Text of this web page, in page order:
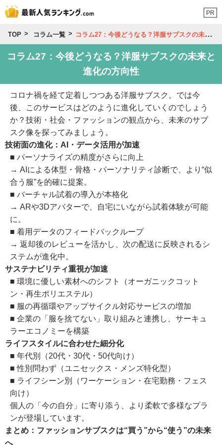
PR
TOP コラム一覧 コラム27：今後どうなる？洋服サブスクの未来と進化の方向性
コラム27：今後どうなる？洋服サブスクの未来と
進化の方向性
コロナ禍を経て定着しつつある洋服サブスク。では今
後、このサービスはどのように進化していくのでしょう
か？技術・社会・ファッションの観点から、未来のサブ
スク像を探ってみましょう。
技術面の進化：AI・データ活用が加速
■ パーソナライズの精度がさらに向上
→ AIによる体型・骨格・パーソナリティ診断で、より“似
合う服”を的確に提案。
■ バーチャル試着の導入が本格化
→ ARや3Dアバターで、自宅にいながら試着体験が可能
に。
■ 着用データのフィードバックループ
→ 返却後のレビューを活かし、次の配送に反映されるシ
ステムが進化中。
サステナビリティ重視が加速
■ 環境に優しい素材へのシフト（オーガニックコット
ン・再生ポリエステル）
■ 服の再循環やアップサイクル対応サービスの増加
■ 企業の「服を捨てない」取り組みと連携し、サーキュ
ラーエコノミーを構築
ライフスタイルに合わせた細分化
■ 年代別（20代・30代・50代向け）
■ 性別問わず（ユニセックス・メンズ特化型）
■ ライフシーン別（ワーケーション・在宅勤務・フェス
向け）
個人の「今の自分」に寄り添う、より柔軟で多様なプラ
ンが登場しています。
まとめ：ファッションサブスクは“買う”から“使う”の未来
へ